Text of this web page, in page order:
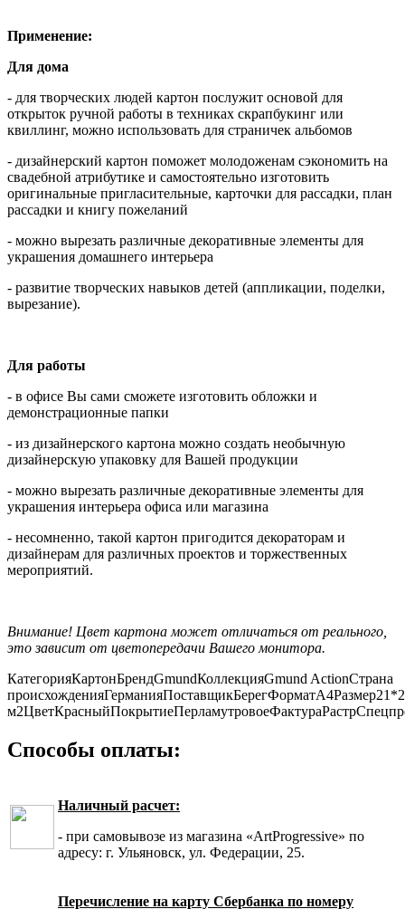
Применение:
Для дома
- для творческих людей картон послужит основой для
открыток ручной работы в техниках скрапбукинг или
квиллинг, можно использовать для страничек альбомов
- дизайнерский картон поможет молодоженам сэкономить на
свадебной атрибутике и самостоятельно изготовить
оригинальные пригласительные, карточки для рассадки, план
рассадки и книгу пожеланий
- можно вырезать различные декоративные элементы для
украшения домашнего интерьера
- развитие творческих навыков детей (аппликации, поделки,
вырезание).
Для работы
- в офисе Вы сами сможете изготовить обложки и
демонстрационные папки
- из дизайнерского картона можно создать необычную
дизайнерскую упаковку для Вашей продукции
- можно вырезать различные декоративные элементы для
украшения интерьера офиса или магазина
- несомненно, такой картон пригодится декораторам и
дизайнерам для различных проектов и торжественных
мероприятий.
Внимание! Цвет картона может отличаться от реального,
это зависит от цветопередачи Вашего монитора.
КатегорияКартонБрендGmundКоллекцияGmund ActionСтрана
происхожденияГерманияПоставщикБерегФорматА4Размер
м2ЦветКрасныйПокрытиеПерламутровоеФактураРастр
Способы оплаты:
Наличный расчет:
- при самовывозе из магазина «ArtProgressive» по
адресу: г. Ульяновск, ул. Федерации, 25.
Перечисление на карту Сбербанка по номеру